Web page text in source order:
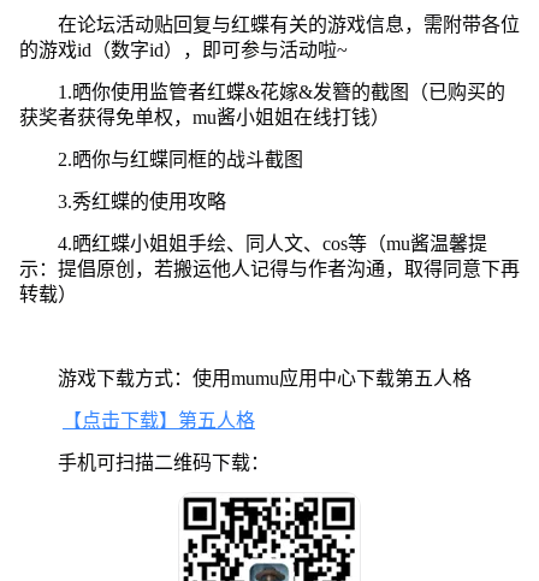
在论坛活动贴回复与红蝶有关的游戏信息，需附带各位
的游戏id（数字id），即可参与活动啦~
1.晒你使用监管者红蝶&花嫁&发簪的截图（已购买的
获奖者获得免单权，mu酱小姐姐在线打钱）
2.晒你与红蝶同框的战斗截图
3.秀红蝶的使用攻略
4.晒红蝶小姐姐手绘、同人文、cos等（mu酱温馨提
示：提倡原创，若搬运他人记得与作者沟通，取得同意下再
转载）
游戏下载方式：使用mumu应用中心下载第五人格
【点击下载】第五人格
手机可扫描二维码下载：